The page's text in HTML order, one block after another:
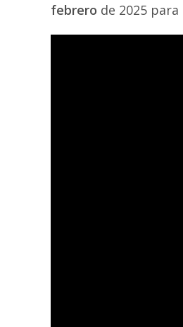
febrero de 2025 para